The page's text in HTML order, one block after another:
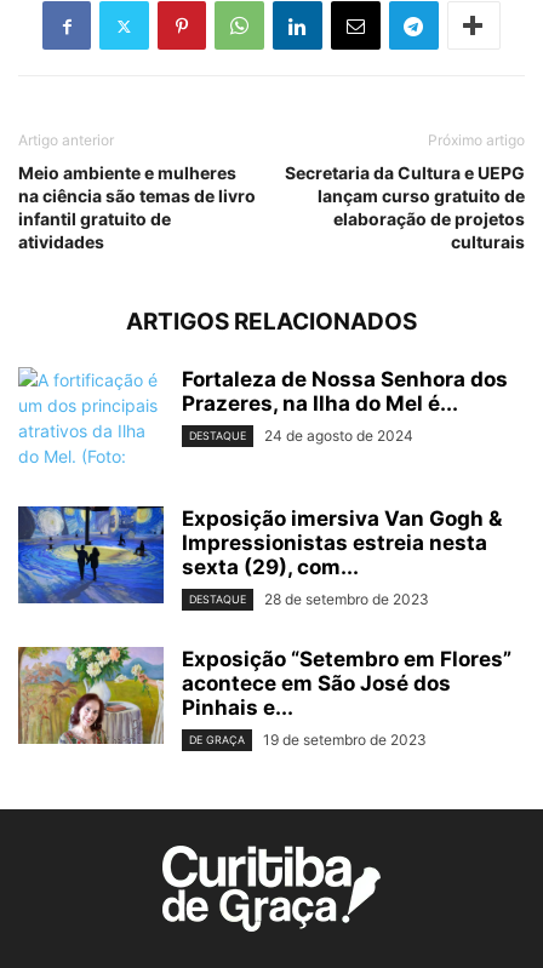
Artigo anterior
Meio ambiente e mulheres
na ciência são temas de livro
infantil gratuito de
atividades
Próximo artigo
Secretaria da Cultura e UEPG
lançam curso gratuito de
elaboração de projetos
culturais
ARTIGOS RELACIONADOS
Fortaleza de Nossa Senhora dos
Prazeres, na Ilha do Mel é...
DESTAQUE 24 de agosto de 2024
Exposição imersiva Van Gogh &
Impressionistas estreia nesta
sexta (29), com...
DESTAQUE 28 de setembro de 2023
Exposição “Setembro em Flores”
acontece em São José dos
Pinhais e...
DE GRAÇA 19 de setembro de 2023